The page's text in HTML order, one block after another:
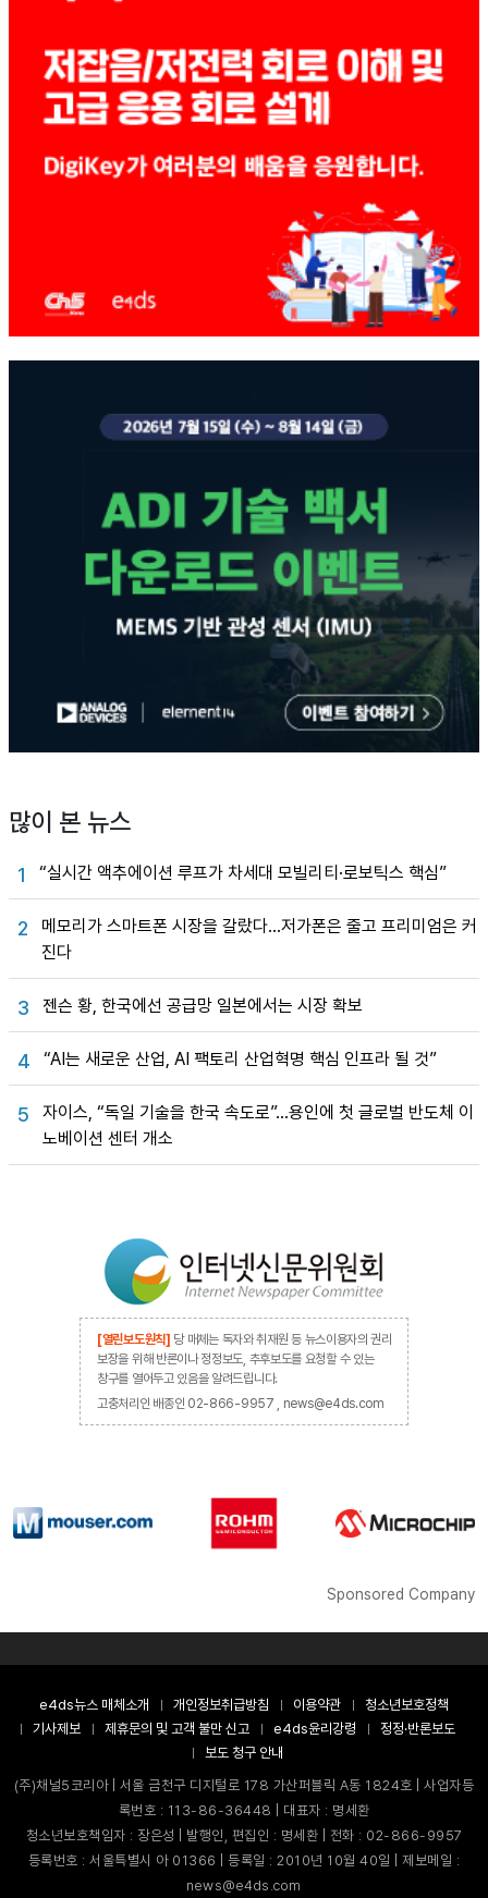
많이 본 뉴스
1 “실시간 액추에이션 루프가 차세대 모빌리티·로보틱스 핵심”
2
메모리가 스마트폰 시장을 갈랐다…저가폰은 줄고 프리미엄은 커
진다
3 젠슨 황, 한국에선 공급망 일본에서는 시장 확보
4 “AI는 새로운 산업, AI 팩토리 산업혁명 핵심 인프라 될 것”
5
자이스, “독일 기술을 한국 속도로”…용인에 첫 글로벌 반도체 이
노베이션 센터 개소
[열린보도원칙] 당 매체는 독자와 취재원 등 뉴스이용자의 권리
보장을 위해 반론이나 정정보도, 추후보도를 요청할 수 있는
창구를 열어두고 있음을 알려드립니다.
고충처리인 배종인 02-866-9957 , news@e4ds.com
Sponsored Company
e4ds뉴스 매체소개 개인정보취급방침 이용약관
청소년보호정책
기사제보
제휴문의 및 고객 불만 신고 e4ds윤리강령
정정·반론보도
보도 청구 안내
(주)채널5코리아 | 서울 금천구 디지털로 178 가산퍼블릭 A동 1824호 | 사업자등
록번호 : 113-86-36448 | 대표자 : 명세환
청소년보호책임자 : 장은성 | 발행인, 편집인 : 명세환 | 전화 : 02-866-9957
등록번호 : 서울특별시 아 01366 | 등록일 : 2010년 10월 40일 | 제보메일 :
news@e4ds.com